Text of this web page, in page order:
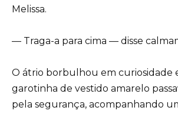
Melissa.
— Traga-a para cima — disse
O átrio borbulhou em curiosidade
garotinha de vestido amarelo
pela segurança, acompanhando